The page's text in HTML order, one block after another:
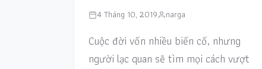
4 Tháng 10, 2019 narga
Cuộc đời vốn nhiều biến cố, nhưng
người lạc quan sẽ tìm mọi cách vượt